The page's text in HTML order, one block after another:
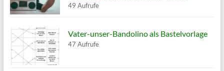
49 Aufrufe
Vater-unser-Bandolino als Bastelvorlage
47 Aufrufe